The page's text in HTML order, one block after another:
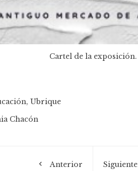
Cartel de la exposición.
, Ubrique
Chacón
Anterior
Siguiente